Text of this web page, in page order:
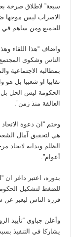
سبعة” لاطلاق صرخة
الاضراب ليس موجها
للجميع ومن ساهم في
واضاف “هذا اللقاء
الناس وشكوى المجتمع
بمطالبه الاجتماعية
نقابيا او شعبيا بل
الحكومة ليس الحل
العالقة منذ زمن”.
وختم “ان دعوة
هي لتحقيق آمال
الظلم وبداية لايجاد
أعوام”.
بدوره، اعتبر داغر
للضغط لتشكيل
قرره الناس ليعبر
وأعلن جباوي “تأييد
يشاركا في التنفيذ